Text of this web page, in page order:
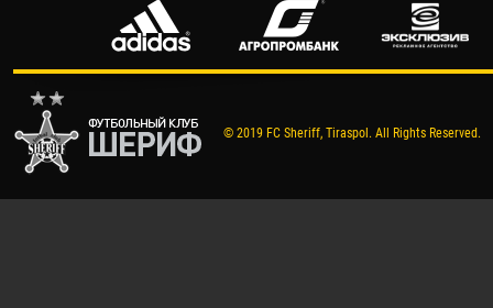
© 2019 FC Sheriff, Tiraspol. All Rights Reserved.